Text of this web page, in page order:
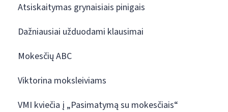
Atsiskaitymas grynaisiais pinigais
Dažniausiai užduodami klausimai
Mokesčių ABC
Viktorina moksleiviams
VMI kviečia į „Pasimatymą su mokesčiais“